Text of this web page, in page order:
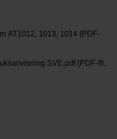
AT1012, 1013, 1014 (PDF-
SVE.pdf (PDF-fil,